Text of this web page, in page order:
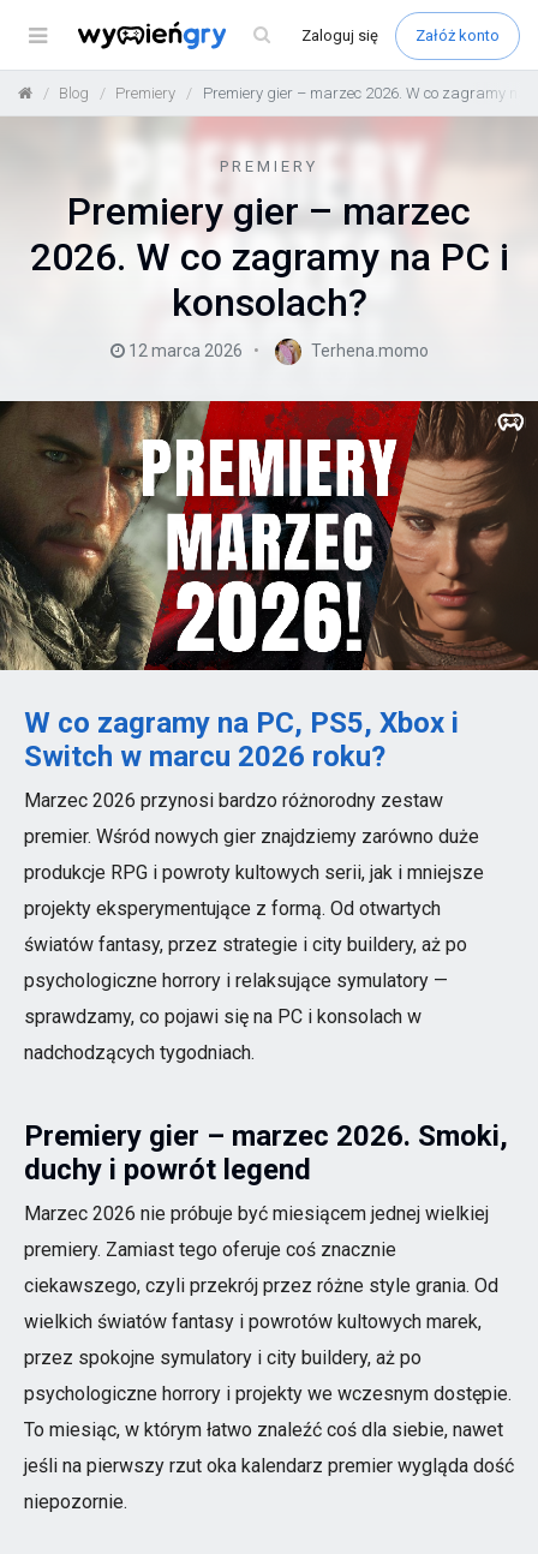
Menu Zaloguj się Załóż konto
Blog Premiery Premiery gier – marzec 2026. W co zagramy na
PREMIERY
Premiery gier – marzec
2026. W co zagramy na PC i
konsolach?
12 marca 2026 Terhena.momo
W co zagramy na PC, PS5, Xbox i
Switch w marcu 2026 roku?
Marzec 2026 przynosi bardzo różnorodny zestaw
premier. Wśród nowych gier znajdziemy zarówno duże
produkcje RPG i powroty kultowych serii, jak i mniejsze
projekty eksperymentujące z formą. Od otwartych
światów fantasy, przez strategie i city buildery, aż po
psychologiczne horrory i relaksujące symulatory —
sprawdzamy, co pojawi się na PC i konsolach w
nadchodzących tygodniach.
Premiery gier – marzec 2026. Smoki,
duchy i powrót legend
Marzec 2026 nie próbuje być miesiącem jednej wielkiej
premiery. Zamiast tego oferuje coś znacznie
ciekawszego, czyli przekrój przez różne style grania. Od
wielkich światów fantasy i powrotów kultowych marek,
przez spokojne symulatory i city buildery, aż po
psychologiczne horrory i projekty we wczesnym dostępie.
To miesiąc, w którym łatwo znaleźć coś dla siebie, nawet
jeśli na pierwszy rzut oka kalendarz premier wygląda dość
niepozornie.